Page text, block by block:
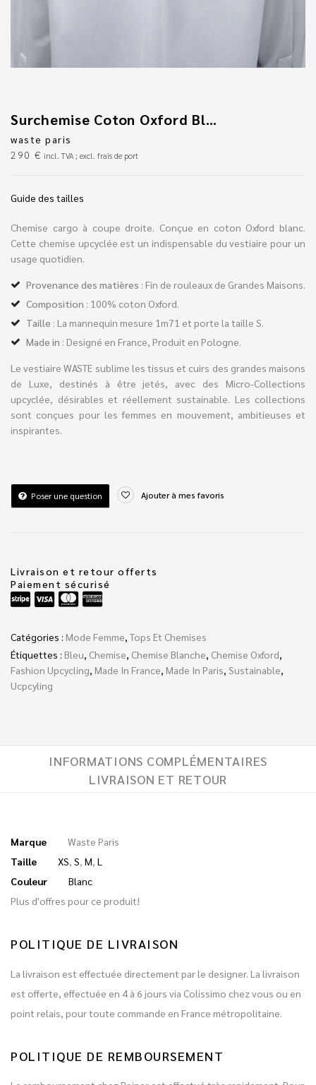
Surchemise Coton Oxford Blanche
waste paris
290 € incl. TVA ; excl. frais de port
Guide des tailles
Chemise cargo à coupe droite. Conçue en coton Oxford blanc.
Cette chemise upcyclée est un indispensable du vestiaire pour un
usage quotidien.
Provenance des matières : Fin de rouleaux de Grandes Maisons.
Composition : 100% coton Oxford.
Taille : La mannequin mesure 1m71 et porte la taille S.
Made in : Designé en France, Produit en Pologne.
Le vestiaire WASTE sublime les tissus et cuirs des grandes maisons
de Luxe, destinés à être jetés, avec des Micro-Collections
upcyclée, désirables et réellement sustainable. Les collections
sont conçues pour les femmes en mouvement, ambitieuses et
inspirantes.
Poser une question Ajouter à mes favoris
Livraison et retour offerts
Paiement sécurisé
Catégories : Mode Femme Tops Et Chemises
Étiquettes : Bleu Chemise Chemise Blanche Chemise Oxford
Fashion Upcycling Made In France Made In Paris Sustainable
Ucpcyling
INFORMATIONS COMPLÉMENTAIRES
LIVRAISON ET RETOUR
Marque
Waste Paris
Taille
XS, S, M, L
Couleur
Blanc
Plus d'offres pour ce produit!
POLITIQUE DE LIVRAISON
La livraison est effectuée directement par le designer. La livraison
est offerte, effectuée en 4 à 6 jours via Colissimo chez vous ou en
point relais, pour toute commande en France métropolitaine.
POLITIQUE DE REMBOURSEMENT